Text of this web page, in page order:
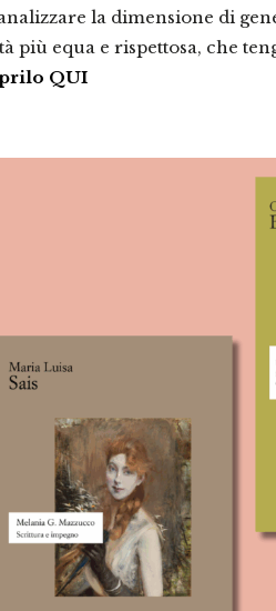
la dimensione di
più equa e rispettosa, che
QUI